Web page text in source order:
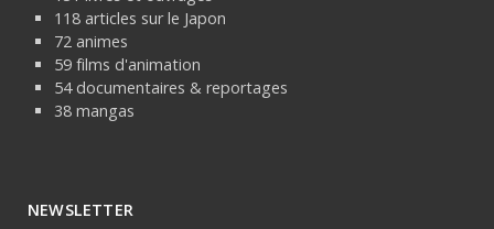
118 articles sur le Japon
72 animes
59 films d'animation
54 documentaires & reportages
38 mangas
NEWSLETTER